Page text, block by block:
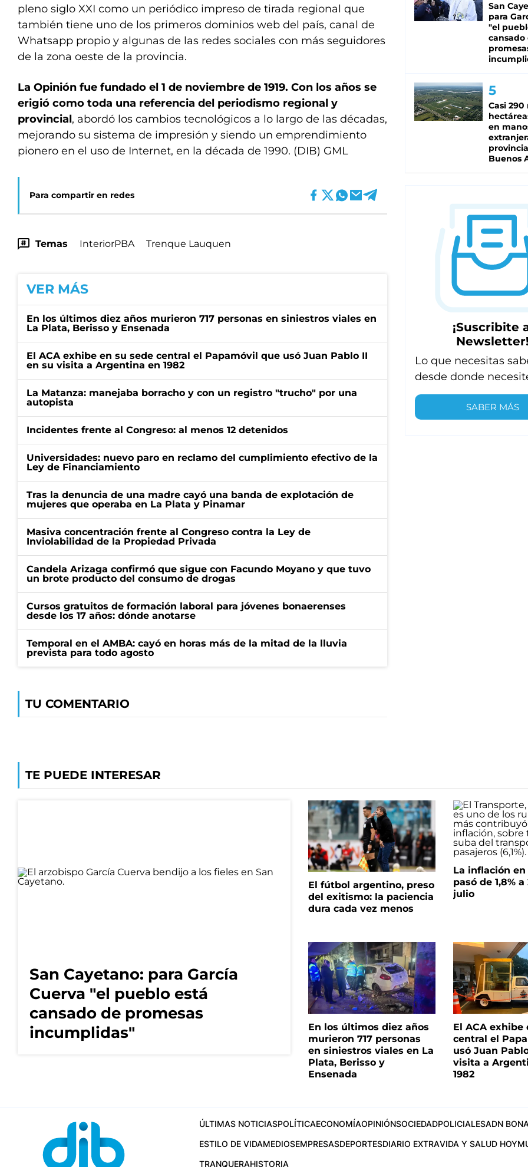
pleno siglo XXI como un periódico impreso de tirada regional que
también tiene uno de los primeros dominios web del país, canal de
Whatsapp propio y algunas de las redes sociales con más seguidores
de la zona oeste de la provincia.
La Opinión fue fundado el 1 de noviembre de 1919. Con los años se
erigió como toda una referencia del periodismo regional y
provincial, abordó los cambios tecnológicos a lo largo de las décadas,
mejorando su sistema de impresión y siendo un emprendimiento
pionero en el uso de Internet, en la década de 1990. (DIB) GML
Para compartir en redes
Temas InteriorPBA Trenque Lauquen
VER MÁS
En los últimos diez años murieron 717 personas en siniestros viales en
La Plata, Berisso y Ensenada
El ACA exhibe en su sede central el Papamóvil que usó Juan Pablo II
en su visita a Argentina en 1982
La Matanza: manejaba borracho y con un registro "trucho" por una
autopista
Incidentes frente al Congreso: al menos 12 detenidos
Universidades: nuevo paro en reclamo del cumplimiento efectivo de la
Ley de Financiamiento
Tras la denuncia de una madre cayó una banda de explotación de
mujeres que operaba en La Plata y Pinamar
Masiva concentración frente al Congreso contra la Ley de
Inviolabilidad de la Propiedad Privada
Candela Arizaga confirmó que sigue con Facundo Moyano y que tuvo
un brote producto del consumo de drogas
Cursos gratuitos de formación laboral para jóvenes bonaerenses
desde los 17 años: dónde anotarse
Temporal en el AMBA: cayó en horas más de la mitad de la lluvia
prevista para todo agosto
TU COMENTARIO
San
para
"el
cansado
Casi 290
en
Buenos
¡Suscribite
Lo que necesitas
desde donde
SABER MÁS
TE PUEDE INTERESAR
San Cayetano: para García
Cuerva "el pueblo está
cansado de promesas
incumplidas"
El fútbol argentino, preso
del exitismo: la paciencia
dura cada vez menos
La inflación en
pasó de 1,8% a
julio
En los últimos diez años
murieron 717 personas
en siniestros viales en La
Plata, Berisso y
Ensenada
El ACA exhibe
central el
usó Juan
visita a
1982
ÚLTIMAS NOTICIASPOLÍTICAECONOMÍAOPINIÓNSOCIEDADPOLICIALESADN
ESTILO DE VIDAMEDIOSEMPRESASDEPORTESDIARIO EXTRAVIDA Y SALUD HOY
TRANQUERAHISTORIA